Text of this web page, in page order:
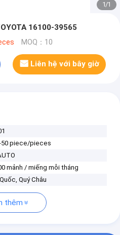
1/1
16100-39565
MOQ：10
Liên hệ với bây giờ
50 piece/pieces
mảnh / miếng mỗi tháng
Quý Châu
thêm